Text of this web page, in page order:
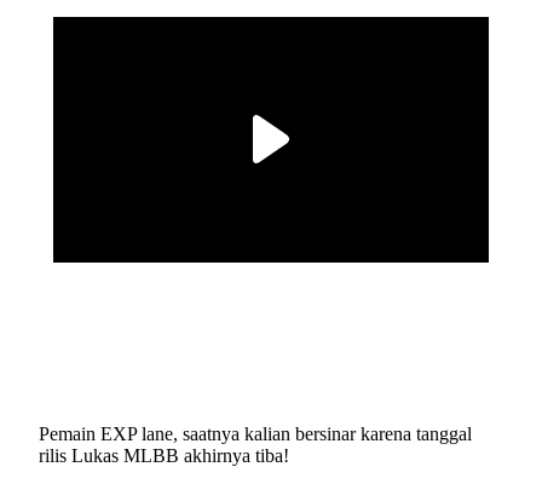
Pemain EXP lane, saatnya kalian bersinar karena tanggal
rilis Lukas MLBB akhirnya tiba!